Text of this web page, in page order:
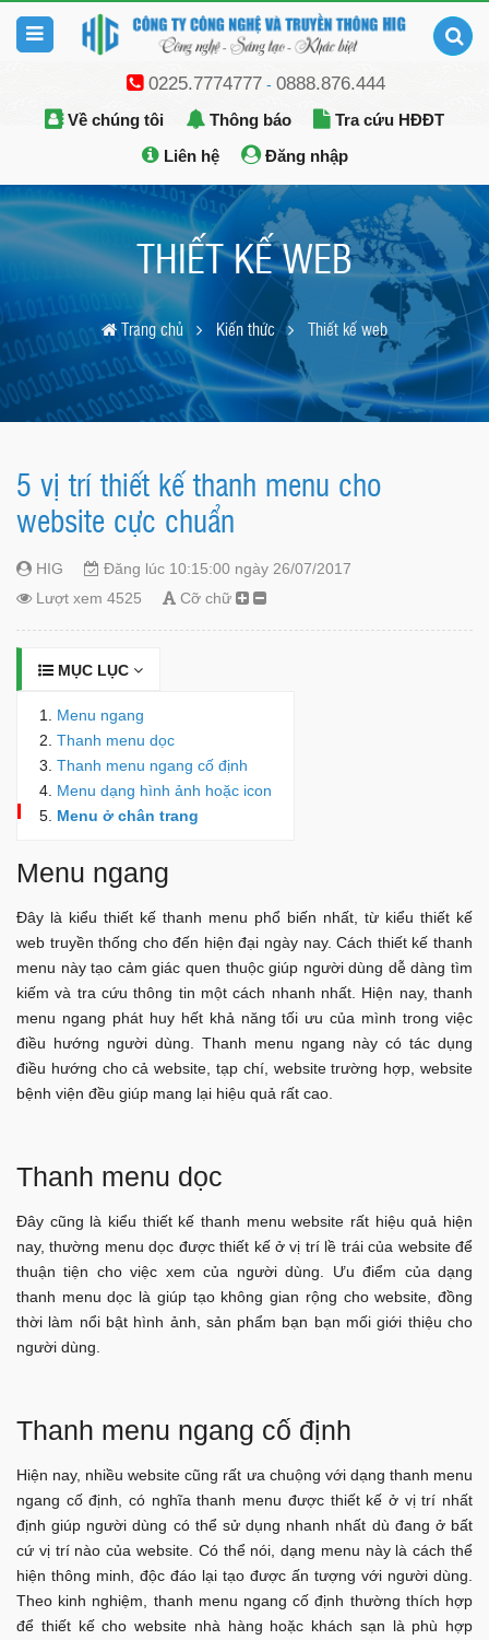
0225.7774777- 0888.876.444
Về chúng tôi Thông báo
Tra cứu HĐĐT
Liên hệ
Đăng nhập
THIẾT KẾ WEB
Trang chủ Kiến thức Thiết kế web
5 vị trí thiết kế thanh menu cho
website cực chuẩn
HIG
Đăng lúc 10:15:00 ngày 26/07/2017
Lượt xem 4525
Cỡ chữ
MỤC LỤC
Menu ngang
Thanh menu dọc
Thanh menu ngang cố định
Menu dạng hình ảnh hoặc icon
Menu ở chân trang
Menu ngang
Đây là kiểu thiết kế thanh menu phổ biến nhất, từ kiểu thiết kế
web truyền thống cho đến hiện đại ngày nay. Cách thiết kế thanh
menu này tạo cảm giác quen thuộc giúp người dùng dễ dàng tìm
kiếm và tra cứu thông tin một cách nhanh nhất. Hiện nay, thanh
menu ngang phát huy hết khả năng tối ưu của mình trong việc
điều hướng người dùng. Thanh menu ngang này có tác dụng
điều hướng cho cả website, tạp chí, website trường hợp, website
bệnh viện đều giúp mang lại hiệu quả rất cao.
Thanh menu dọc
Đây cũng là kiểu thiết kế thanh menu website rất hiệu quả hiện
nay, thường menu dọc được thiết kế ở vị trí lề trái của website để
thuận tiện cho việc xem của người dùng. Ưu điểm của dạng
thanh menu dọc là giúp tạo không gian rộng cho website, đồng
thời làm nổi bật hình ảnh, sản phẩm bạn bạn mối giới thiệu cho
người dùng.
Thanh menu ngang cố định
Hiện nay, nhiều website cũng rất ưa chuộng với dạng thanh menu
ngang cố định, có nghĩa thanh menu được thiết kế ở vị trí nhất
định giúp người dùng có thể sử dụng nhanh nhất dù đang ở bất
cứ vị trí nào của website. Có thể nói, dạng menu này là cách thể
hiện thông minh, độc đáo lại tạo được ấn tượng với người dùng.
Theo kinh nghiệm, thanh menu ngang cố định thường thích hợp
để thiết kế cho website nhà hàng hoặc khách sạn là phù hợp